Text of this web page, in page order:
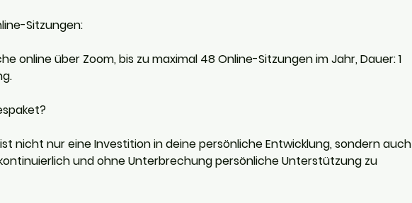
Sitzungen:
online über Zoom, bis zu maximal 48 Online-Sitzungen im Jahr, Dauer: 1
nicht nur eine Investition in deine persönliche Entwicklung, sondern auch
und ohne Unterbrechung persönliche Unterstützung zu